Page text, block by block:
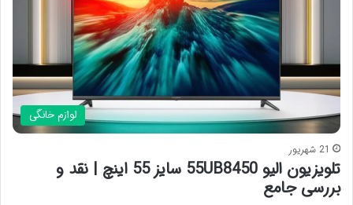
لوازم خانگی
21 شهریور
تلویزیون الیو 55UB8450 سایز 55 اینچ | نقد و
بررسی جامع